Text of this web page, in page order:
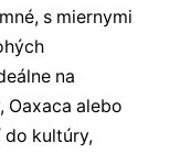
s miernymi
na
Oaxaca alebo
do kultúry,